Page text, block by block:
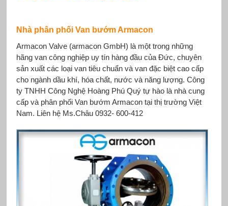
Nhà phân phối Van bướm Armacon
Armacon Valve (armacon GmbH) là một trong những
hãng van công nghiệp uy tín hàng đầu của Đức, chuyên
sản xuất các loại van tiêu chuẩn và van đặc biệt cao cấp
cho ngành dầu khí, hóa chất, nước và năng lượng. Công
ty TNHH Công Nghệ Hoàng Phú Quý tự hào là nhà cung
cấp và phân phối Van bướm Armacon tại thị trường Việt
Nam. Liên hệ Ms.Châu 0932- 600-412